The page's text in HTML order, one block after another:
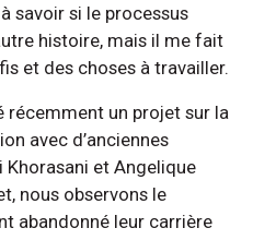
savoir si le processus
histoire, mais il me fait
et des choses à travailler.
récemment un projet sur la
avec d’anciennes
et Angelique
nous observons le
abandonné leur carrière